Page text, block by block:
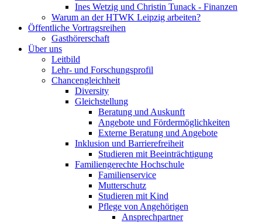
Ines Wetzig und Christin Tunack - Finanzen
Warum an der HTWK Leipzig arbeiten?
Öffentliche Vortragsreihen
Gasthörerschaft
Über uns
Leitbild
Lehr- und Forschungsprofil
Chancengleichheit
Diversity
Gleichstellung
Beratung und Auskunft
Angebote und Fördermöglichkeiten
Externe Beratung und Angebote
Inklusion und Barrierefreiheit
Studieren mit Beeinträchtigung
Familiengerechte Hochschule
Familienservice
Mutterschutz
Studieren mit Kind
Pflege von Angehörigen
Ansprechpartner